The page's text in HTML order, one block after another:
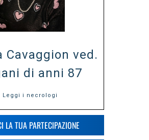
Cavaggion ved.
di anni 87
Leggi i necrologi
LA TUA PARTECIPAZIONE